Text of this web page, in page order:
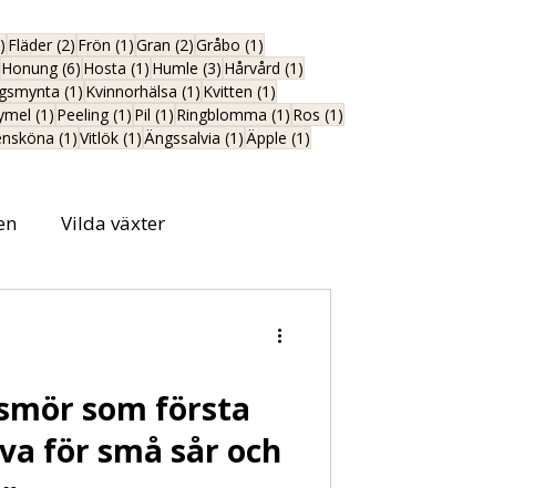
1 inlägg
Fläder (2) 2 inlägg
Frön (1)1 inlägg
Gran (2)2 inlägg
Gråbo (1)
2 inlägg
Honung (6) 6 inlägg
Hosta (1) 1 inlägg
Humle (3) 3 inlägg
Hårvård (1)
(1) 1 inlägg
Kvinnorhälsa (1) 1 inlägg
Kvitten (1)
(1) 1 inlägg
Peeling (1) 1 inlägg
Pil (1) 1 inlägg
Ringblomma (1) 1 inlägg
Ros (1)
(1)1 inlägg
Vitlök (1) 1 inlägg
Ängssalvia (1) 1 inlägg
Äpple (1)
Vilda växter
som första
för små sår och